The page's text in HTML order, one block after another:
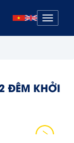
Mở
menu
ĐÊM KHỞI